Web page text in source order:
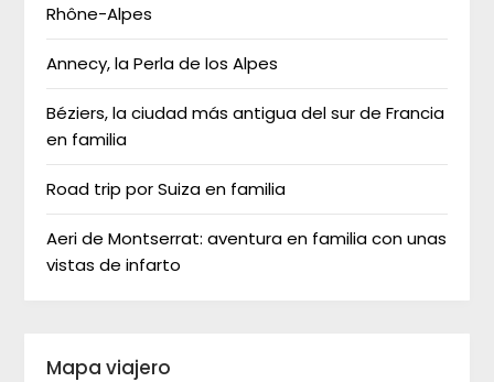
Rhône-Alpes
Annecy, la Perla de los Alpes
Béziers, la ciudad más antigua del sur de Francia
en familia
Road trip por Suiza en familia
Aeri de Montserrat: aventura en familia con unas
vistas de infarto
Mapa viajero